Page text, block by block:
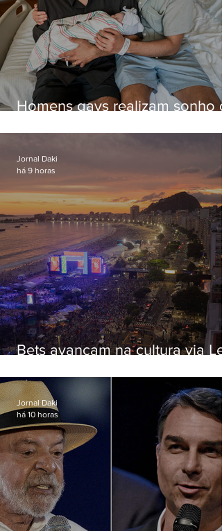
Homens gays realizam sonho
paternidade
Bets avançam na cultura via Lei
artistas
Jornal Daki
há 9 horas
Jornal Daki
há 10 horas